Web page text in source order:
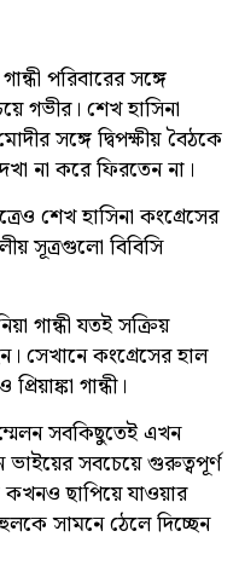
পরিবারের সঙ্গে
গভীর। শেখ হাসিনা
সঙ্গে দ্বিপক্ষীয় বৈঠকে
না করে ফিরতেন না।
শেখ হাসিনা কংগ্রেসের
সূত্রগুলো বিবিসি
গান্ধী যতই সক্রিয়
সেখানে কংগ্রেসের হাল
গান্ধী।
সবকিছুতেই এখন
ভাইয়ের সবচেয়ে গুরুত্বপূর্ণ
ছাপিয়ে যাওয়ার
সামনে ঠেলে দিচ্ছেন